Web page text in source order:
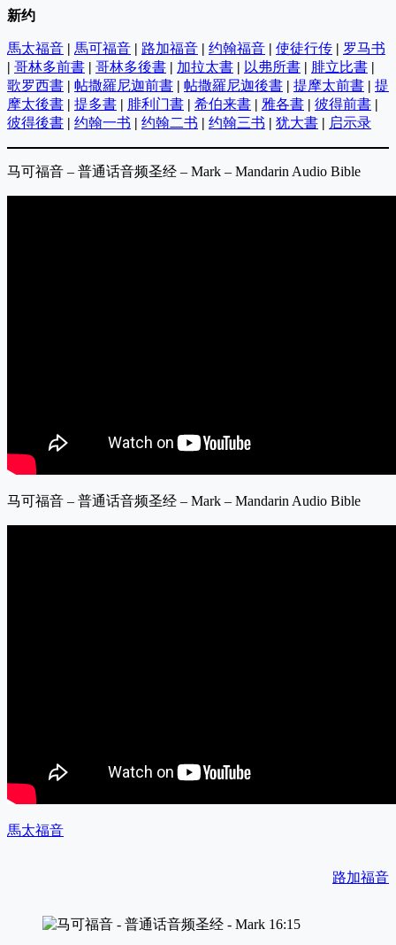
新约
馬太福音 | 馬可福音 | 路加福音 | 约翰福音 | 使徒行传 | 罗马书
| 哥林多前書 | 哥林多後書 | 加拉太書 | 以弗所書 | 腓立比書 |
歌罗西書 | 帖撒羅尼迦前書 | 帖撒羅尼迦後書 | 提摩太前書 | 提
摩太後書 | 提多書 | 腓利门書 | 希伯来書 | 雅各書 | 彼得前書 |
彼得後書 | 约翰一书 | 约翰二书 | 约翰三书 | 犹大書 | 启示录
马可福音 – 普通话音频圣经 – Mark – Mandarin Audio Bible
马可福音 – 普通话音频圣经 – Mark – Mandarin Audio Bible
馬太福音
路加福音